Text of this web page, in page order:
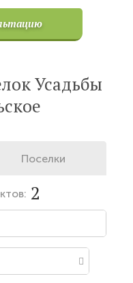
Усадьбы
Поселки
2